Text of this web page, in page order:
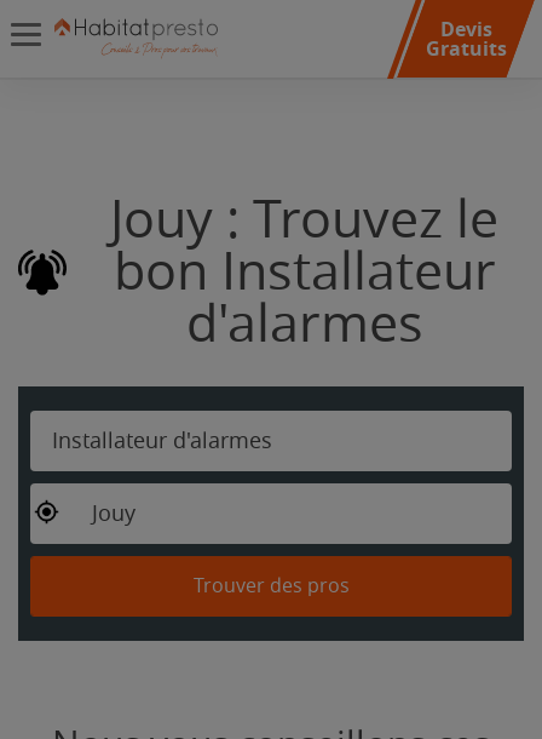
Devis
Gratuits
Jouy : Trouvez le
bon Installateur
d'alarmes
Installateur d'alarmes
Jouy
Trouver des pros